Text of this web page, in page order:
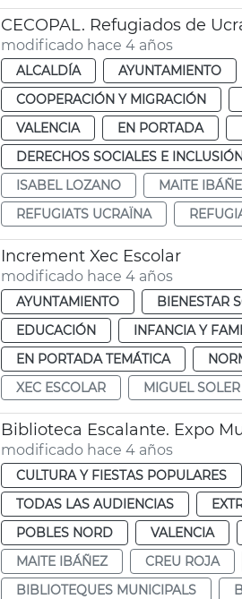
CECOPAL. Refugiados de
modificado hace 4 años
ALCALDÍA AYUNTAMIENTO
COOPERACIÓN Y MIGRACIÓN
VALENCIA
EN PORTADA
DERECHOS SOCIALES E
ISABEL LOZANO
MAITE
REFUGIATS UCRAÏNA
Increment Xec Escolar
modificado hace 4 años
AYUNTAMIENTO BIENESTAR
EDUCACIÓN
INFANCIA Y
EN PORTADA TEMÁTICA
XEC ESCOLAR
MIGUEL SOLER
Biblioteca Escalante. Expo
modificado hace 4 años
CULTURA Y FIESTAS POPULARES
TODAS LAS AUDIENCIAS
POBLES NORD
VALENCIA
MAITE IBÁÑEZ
CREU ROJA
BIBLIOTEQUES MUNICIPALS